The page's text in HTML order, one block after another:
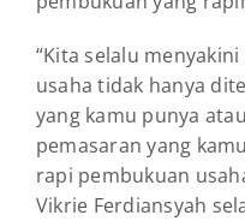
“Kita selalu
usaha tidak hanya
yang kamu punya
pemasaran yang
rapi pembukuan
Vikrie Ferdiansyah